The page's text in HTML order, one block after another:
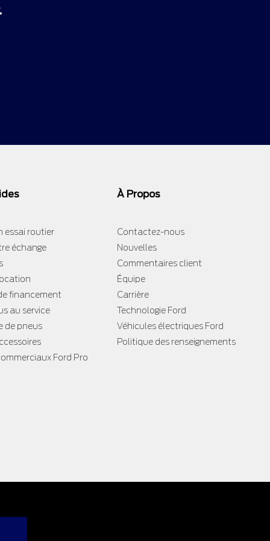
essai routier
échange
financement
au service
de pneus
Ford Pro
À Propos
Contactez-nous
Nouvelles
Commentaires client
Équipe
Carrière
Technologie Ford
Véhicules électriques Ford
Politique des renseignements